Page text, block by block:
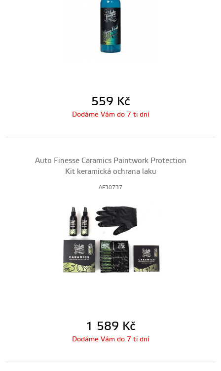
559 Kč
Dodáme Vám do 7 ti dní
Auto Finesse Caramics Paintwork Protection
Kit keramická ochrana laku
AF30737
1 589 Kč
Dodáme Vám do 7 ti dní